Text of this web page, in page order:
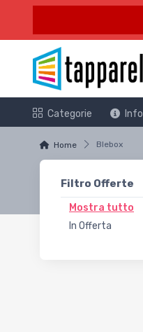
Categorie
Home Blebox
Filtro Offerte
Mostra tutto
In Offerta